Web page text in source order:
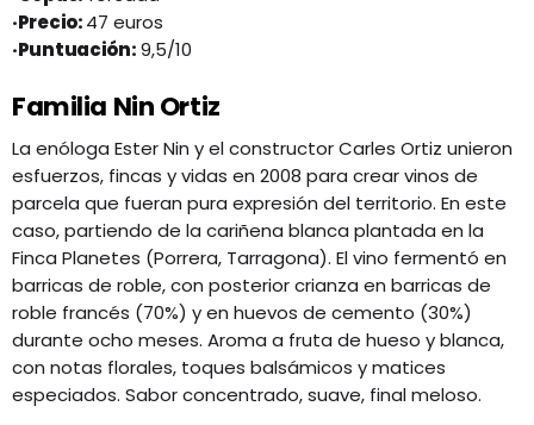
·Precio:47 euros
·Puntuación:9,5/10
Familia Nin Ortiz
La enóloga Ester Nin y el constructor Carles Ortiz unieron
esfuerzos, fincas y vidas en 2008 para crear vinos de
parcela que fueran pura expresión del territorio. En este
caso, partiendo de la cariñena blanca plantada en la
Finca Planetes (Porrera, Tarragona). El vino fermentó en
barricas de roble, con posterior crianza en barricas de
roble francés (70%) y en huevos de cemento (30%)
durante ocho meses. Aroma a fruta de hueso y blanca,
con notas florales, toques balsámicos y matices
especiados. Sabor concentrado, suave, final meloso.